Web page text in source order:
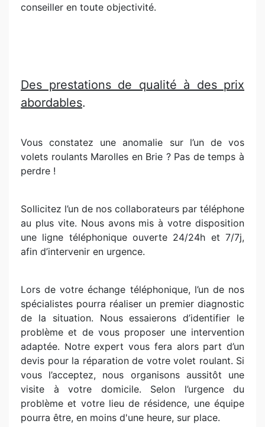
conseiller en toute objectivité.
Des prestations de qualité à des prix
abordables.
Vous constatez une anomalie sur l’un de vos
volets roulants Marolles en Brie ? Pas de temps à
perdre !
Sollicitez l’un de nos collaborateurs par téléphone
au plus vite. Nous avons mis à votre disposition
une ligne téléphonique ouverte 24/24h et 7/7j,
afin d’intervenir en urgence.
Lors de votre échange téléphonique, l’un de nos
spécialistes pourra réaliser un premier diagnostic
de la situation. Nous essaierons d’identifier le
problème et de vous proposer une intervention
adaptée. Notre expert vous fera alors part d’un
devis pour la réparation de votre volet roulant. Si
vous l’acceptez, nous organisons aussitôt une
visite à votre domicile. Selon l’urgence du
problème et votre lieu de résidence, une équipe
pourra être, en moins d'une heure, sur place.